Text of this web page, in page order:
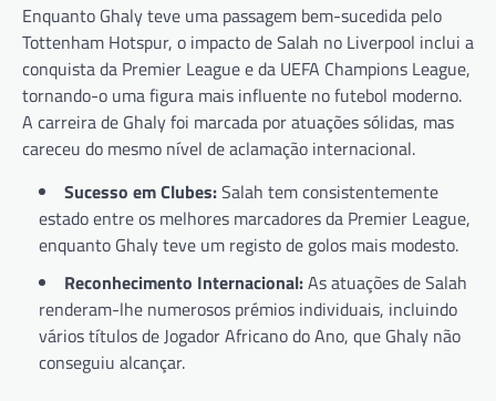
Enquanto Ghaly teve uma passagem bem-sucedida pelo
Tottenham Hotspur, o impacto de Salah no Liverpool inclui a
conquista da Premier League e da UEFA Champions League,
tornando-o uma figura mais influente no futebol moderno.
A carreira de Ghaly foi marcada por atuações sólidas, mas
careceu do mesmo nível de aclamação internacional.
Sucesso em Clubes:Salah tem consistentemente
estado entre os melhores marcadores da Premier League,
enquanto Ghaly teve um registo de golos mais modesto.
Reconhecimento Internacional:As atuações de Salah
renderam-lhe numerosos prémios individuais, incluindo
vários títulos de Jogador Africano do Ano, que Ghaly não
conseguiu alcançar.